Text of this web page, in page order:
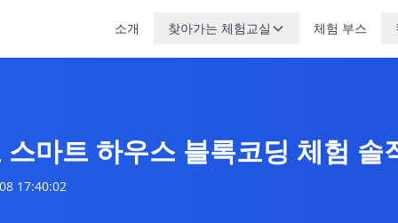
소개 찾아가는 체험교실 체험 부스
마트 하우스 블록코딩 체험 솔
17:40:02